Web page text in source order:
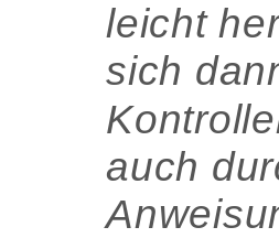
leicht
sich
auch